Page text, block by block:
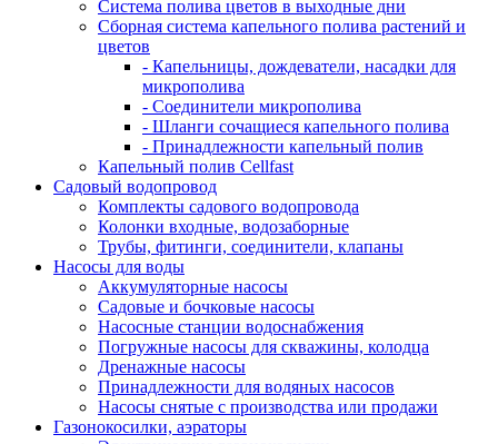
Система полива цветов в выходные дни
Сборная система капельного полива растений и
цветов
- Капельницы, дождеватели, насадки для
микрополива
- Соединители микрополива
- Шланги сочащиеся капельного полива
- Принадлежности капельный полив
Капельный полив Cellfast
Садовый водопровод
Комплекты садового водопровода
Колонки входные, водозаборные
Трубы, фитинги, соединители, клапаны
Насосы для воды
Аккумуляторные насосы
Садовые и бочковые насосы
Насосные станции водоснабжения
Погружные насосы для скважины, колодца
Дренажные насосы
Принадлежности для водяных насосов
Насосы снятые с производства или продажи
Газонокосилки, аэраторы